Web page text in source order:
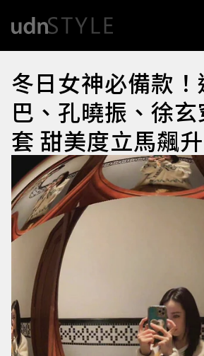
冬日女神必備款
巴、孔曉振、徐
套 甜美度立馬飆升